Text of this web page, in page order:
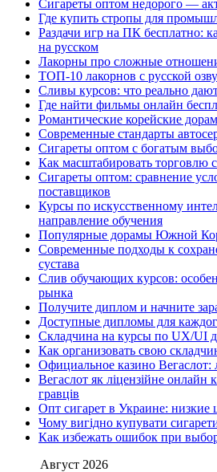
Сигареты оптом недорого —
Где купить стропы для
Раздачи игр на ПК бесплатно:
на русском
Лакорны про сложные
ТОП-10 лакорнов с русской
Сливы курсов: что реально
Где найти фильмы онлайн
Романтические корейские
Современные стандарты
Сигареты оптом с богатым
Как масштабировать торговлю
Сигареты оптом: сравнение
поставщиков
Курсы по искусственному
направление обучения
Популярные дорамы Южной
Современные подходы к
сустава
Слив обучающих курсов:
рынка
Получите диплом и начните
Доступные дипломы для
Складчина на курсы по UX/UI
Как организовать свою
Официальное казино Вегаслот:
Вегаслот як ліцензійне онлайн
гравців
Опт сигарет в Украине: низкие
Чому вигідно купувати
Как избежать ошибок при
Август 2026